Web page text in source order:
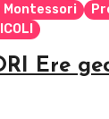
Ere